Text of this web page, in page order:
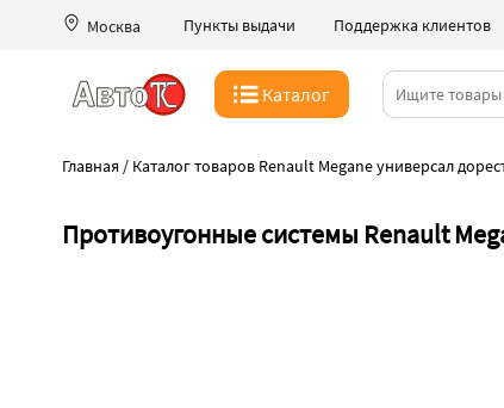
Москва Пункты выдачи Поддержка клиентов
Каталог
Главная / Каталог товаров Renault Megane универсал
Противоугонные системы Renault